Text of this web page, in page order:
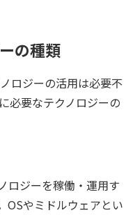
の種類
ロジーの活用は必要不
必要なテクノロジーの
ロジーを稼働・運用す
OSやミドルウェアとい